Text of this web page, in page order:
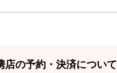
店の予約・決済について